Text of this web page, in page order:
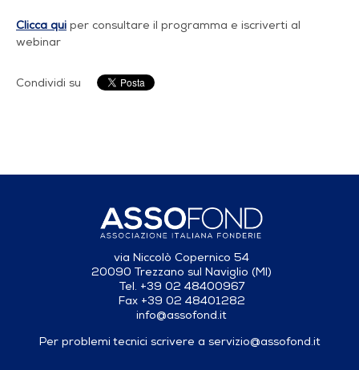
Clicca qui per consultare il programma e iscriverti al
webinar
Condividi su
via Niccolò Copernico 54
20090 Trezzano sul Naviglio (MI)
Tel. +39 02 48400967
Fax +39 02 48401282
info@assofond.it
Per problemi tecnici scrivere a servizio@assofond.it